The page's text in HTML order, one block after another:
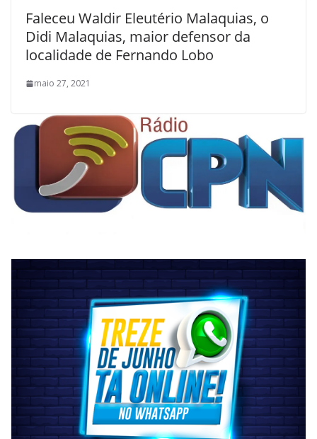
Faleceu Waldir Eleutério Malaquias, o
Didi Malaquias, maior defensor da
localidade de Fernando Lobo
maio 27, 2021